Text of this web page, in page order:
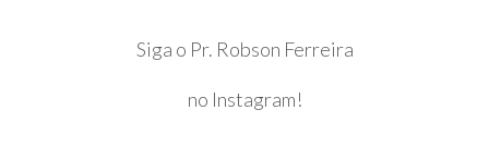
Siga o Pr. Robson Ferreira
no Instagram!